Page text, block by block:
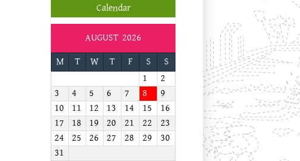
Calendar
AUGUST 2026
M
T W T F S
S
1
2
3
4 5 6 7 8
9
10
11 12 13 14 15
16
17
18 19 20 21 22
23
24
25 26 27 28 29
30
31